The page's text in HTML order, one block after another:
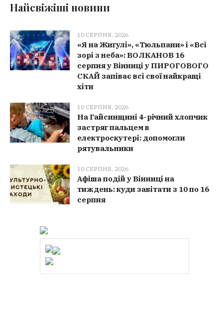
Найсвіжіші новини
10 СЕРПНЯ, 2026
«Я на Жигулі», «Тюльпани» і «Всі
зорі з неба»: ВОЛКАНОВ 16
серпня у Вінниці у ПИРОГОВОГО
СКАЙ запіває всі свої найкращі
хіти
10 СЕРПНЯ, 2026
На Гайсинщині 4-річний хлопчик
застряг пальцем в
електроскутері: допомогли
рятувальники
10 СЕРПНЯ, 2026
Афіша подій у Вінниці на
тиждень: куди завітати з 10 по 16
серпня